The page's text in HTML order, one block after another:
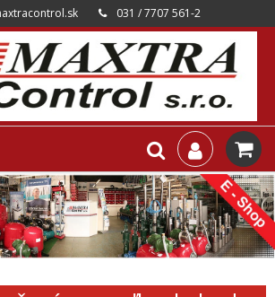
031 / 7707 561-2